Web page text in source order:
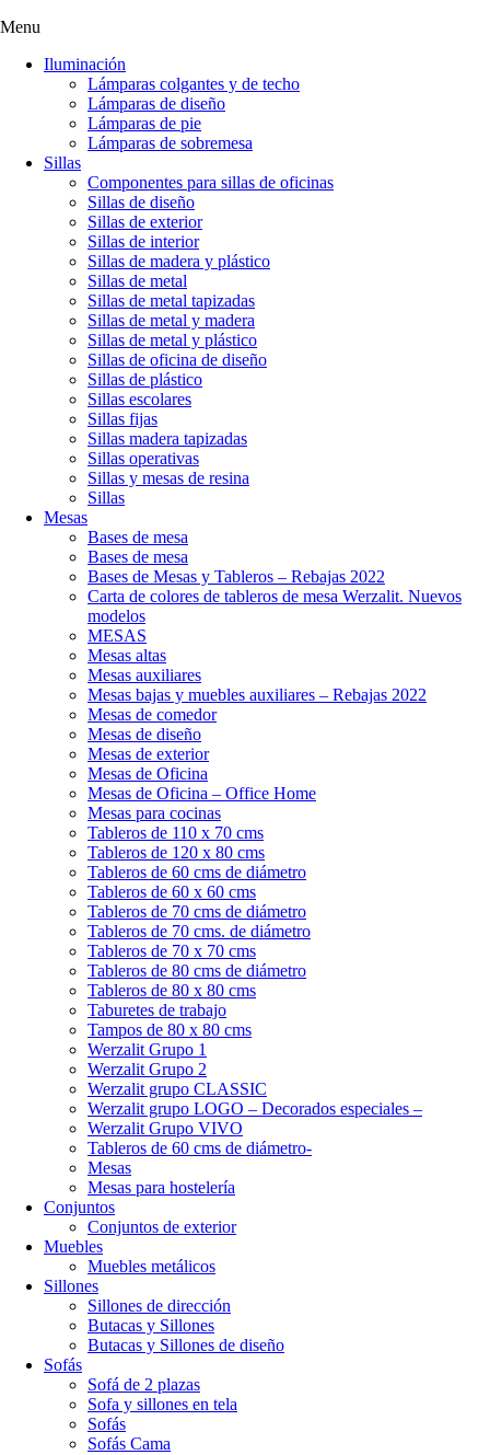
Menu
Iluminación
Lámparas colgantes y de techo
Lámparas de diseño
Lámparas de pie
Lámparas de sobremesa
Sillas
Componentes para sillas de oficinas
Sillas de diseño
Sillas de exterior
Sillas de interior
Sillas de madera y plástico
Sillas de metal
Sillas de metal tapizadas
Sillas de metal y madera
Sillas de metal y plástico
Sillas de oficina de diseño
Sillas de plástico
Sillas escolares
Sillas fijas
Sillas madera tapizadas
Sillas operativas
Sillas y mesas de resina
Sillas
Mesas
Bases de mesa
Bases de mesa
Bases de Mesas y Tableros – Rebajas 2022
Carta de colores de tableros de mesa Werzalit. Nuevos
modelos
MESAS
Mesas altas
Mesas auxiliares
Mesas bajas y muebles auxiliares – Rebajas 2022
Mesas de comedor
Mesas de diseño
Mesas de exterior
Mesas de Oficina
Mesas de Oficina – Office Home
Mesas para cocinas
Tableros de 110 x 70 cms
Tableros de 120 x 80 cms
Tableros de 60 cms de diámetro
Tableros de 60 x 60 cms
Tableros de 70 cms de diámetro
Tableros de 70 cms. de diámetro
Tableros de 70 x 70 cms
Tableros de 80 cms de diámetro
Tableros de 80 x 80 cms
Taburetes de trabajo
Tampos de 80 x 80 cms
Werzalit Grupo 1
Werzalit Grupo 2
Werzalit grupo CLASSIC
Werzalit grupo LOGO – Decorados especiales –
Werzalit Grupo VIVO
Tableros de 60 cms de diámetro-
Mesas
Mesas para hostelería
Conjuntos
Conjuntos de exterior
Muebles
Muebles metálicos
Sillones
Sillones de dirección
Butacas y Sillones
Butacas y Sillones de diseño
Sofás
Sofá de 2 plazas
Sofa y sillones en tela
Sofás
Sofás Cama